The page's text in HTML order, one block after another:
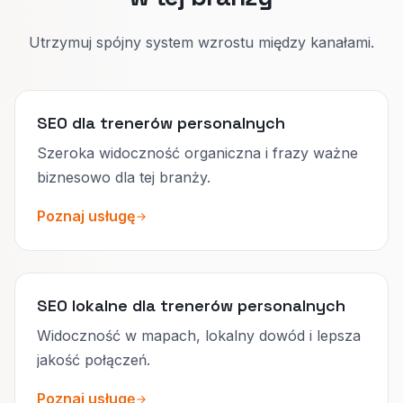
Utrzymuj spójny system wzrostu między kanałami.
SEO dla trenerów personalnych
Szeroka widoczność organiczna i frazy ważne
biznesowo dla tej branży.
Poznaj usługę
SEO lokalne dla trenerów personalnych
Widoczność w mapach, lokalny dowód i lepsza
jakość połączeń.
Poznaj usługę